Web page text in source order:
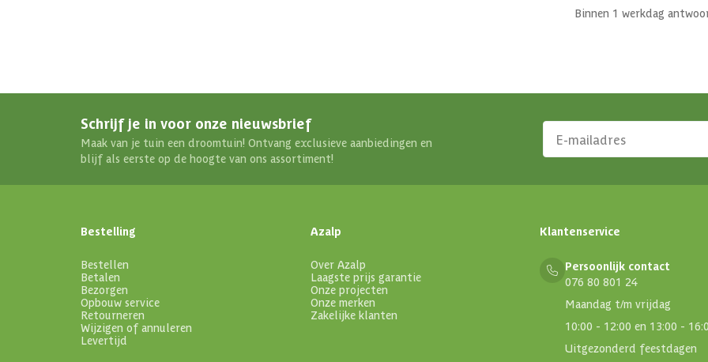
Binnen 1 werkdag
Schrijf je in voor onze nieuwsbrief
Maak van je tuin een droomtuin! Ontvang exclusieve aanbiedingen en
blijf als eerste op de hoogte van ons assortiment!
Bestelling
Bestellen
Betalen
Bezorgen
Opbouw service
Retourneren
Wijzigen of annuleren
Levertijd
Azalp
Over Azalp
Laagste prijs garantie
Onze projecten
Onze merken
Zakelijke klanten
Klantenservice
Persoonlijk contact
076 80 801 24
Maandag t/m vrijdag
10:00 - 12:00 en 13:00 -
Uitgezonderd feestdagen